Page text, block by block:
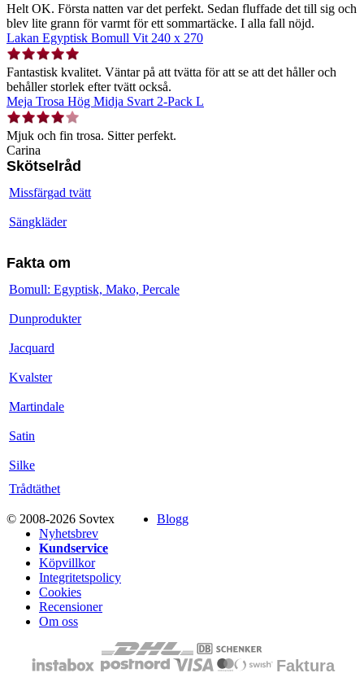
Helt OK. Första natten var det perfekt. Sedan fluffade det till sig och
blev lite grann för varmt för ett sommartäcke. I alla fall nöjd.
Lakan Egyptisk Bomull Vit 240 x 270
Fantastisk kvalitet. Väntar på att tvätta för att se att det håller och
behåller storlek efter tvätt också.
Meja Trosa Hög Midja Svart 2-Pack L
Mjuk och fin trosa. Sitter perfekt.
Carina
Skötselråd
Missfärgad tvätt
Sängkläder
Fakta om
Bomull: Egyptisk, Mako, Percale
Dunprodukter
Jacquard
Kvalster
Martindale
Satin
Silke
Trådtäthet
© 2008-2026 Sovtex
Blogg
Nyhetsbrev
Kundservice
Köpvillkor
Integritetspolicy
Cookies
Recensioner
Om oss